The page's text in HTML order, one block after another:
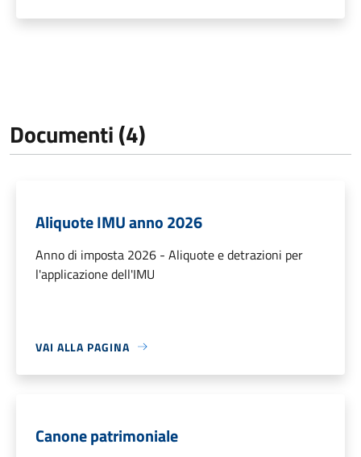
Documenti (4)
Aliquote IMU anno 2026
Anno di imposta 2026 - Aliquote e detrazioni per
l'applicazione dell'IMU
VAI ALLA PAGINA
Canone patrimoniale